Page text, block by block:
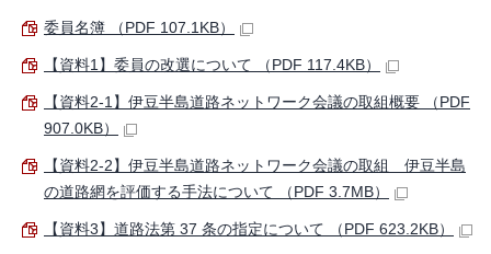
委員名簿 （PDF 107.1KB）
【資料1】委員の改選について （PDF 117.4KB）
【資料2-1】伊豆半島道路ネットワーク会議の取組概要 （PDF
907.0KB）
【資料2-2】伊豆半島道路ネットワーク会議の取組 伊豆半島
の道路網を評価する手法について （PDF 3.7MB）
【資料3】道路法第 37 条の指定について （PDF 623.2KB）